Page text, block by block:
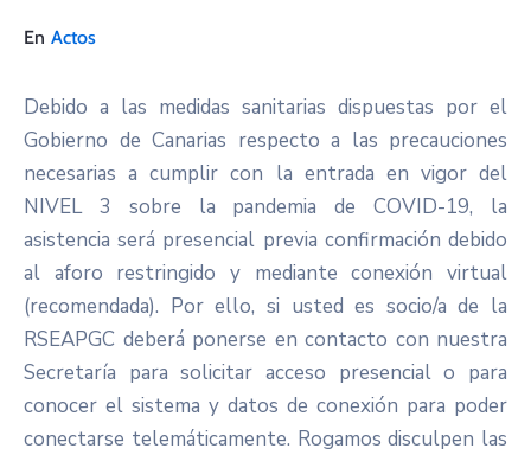
En Actos
Debido a las medidas sanitarias dispuestas por el
Gobierno de Canarias respecto a las precauciones
necesarias a cumplir con la entrada en vigor del
NIVEL 3 sobre la pandemia de COVID-19, la
asistencia será presencial previa confirmación debido
al aforo restringido y mediante conexión virtual
(recomendada). Por ello, si usted es socio/a de la
RSEAPGC deberá ponerse en contacto con nuestra
Secretaría para solicitar acceso presencial o para
conocer el sistema y datos de conexión para poder
conectarse telemáticamente. Rogamos disculpen las